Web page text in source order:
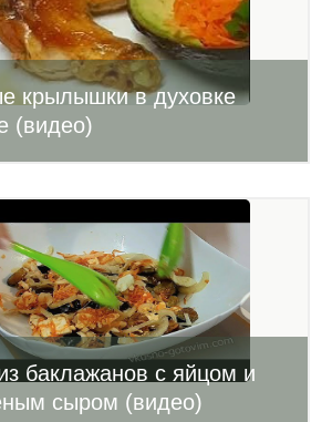
крылышки в духовке
(видео)
баклажанов с яйцом и
сыром (видео)